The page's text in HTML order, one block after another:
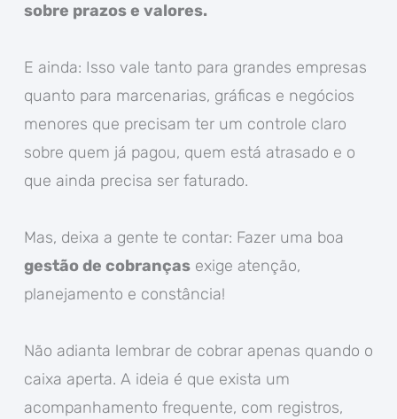
sobre prazos e valores.
E ainda: Isso vale tanto para grandes empresas
quanto para marcenarias, gráficas e negócios
menores que precisam ter um controle claro
sobre quem já pagou, quem está atrasado e o
que ainda precisa ser faturado.
Mas, deixa a gente te contar: Fazer uma boa
gestão de cobrançasexige atenção,
planejamento e constância!
Não adianta lembrar de cobrar apenas quando o
caixa aperta. A ideia é que exista um
acompanhamento frequente, com registros,